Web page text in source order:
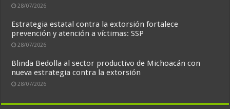
28/07/2026
Estrategia estatal contra la extorsión fortalece
prevención y atención a víctimas: SSP
28/07/2026
Blinda Bedolla al sector productivo de Michoacán con
nueva estrategia contra la extorsión
28/07/2026